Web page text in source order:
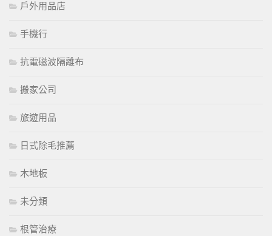
戶外用品店
手機行
抗電磁波隔離布
搬家公司
旅遊用品
日式除毛推薦
木地板
未分類
根管治療